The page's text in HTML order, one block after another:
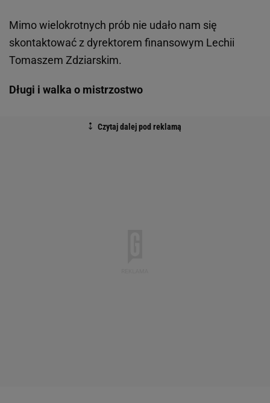
Mimo wielokrotnych prób nie udało nam się
skontaktować z dyrektorem finansowym Lechii
Tomaszem Zdziarskim.
Długi i walka o mistrzostwo